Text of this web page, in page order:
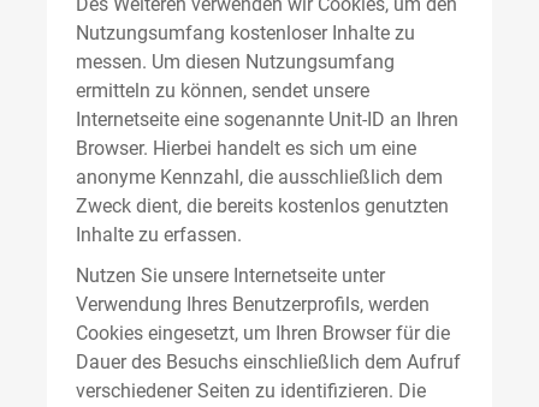
Nutzungsumfang kostenloser Inhalte zu
messen. Um diesen Nutzungsumfang
ermitteln zu können, sendet unsere
Internetseite eine sogenannte Unit-ID an Ihren
Browser. Hierbei handelt es sich um eine
anonyme Kennzahl, die ausschließlich dem
Zweck dient, die bereits kostenlos genutzten
Inhalte zu erfassen.
Nutzen Sie unsere Internetseite unter
Verwendung Ihres Benutzerprofils, werden
Cookies eingesetzt, um Ihren Browser für die
Dauer des Besuchs einschließlich dem Aufruf
verschiedener Seiten zu identifizieren. Die